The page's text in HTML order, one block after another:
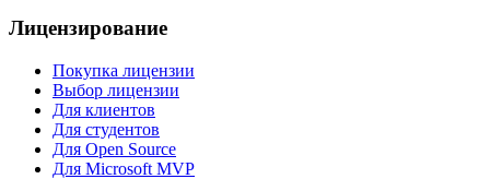
Лицензирование
Покупка лицензии
Выбор лицензии
Для клиентов
Для студентов
Для Open Source
Для Microsoft MVP